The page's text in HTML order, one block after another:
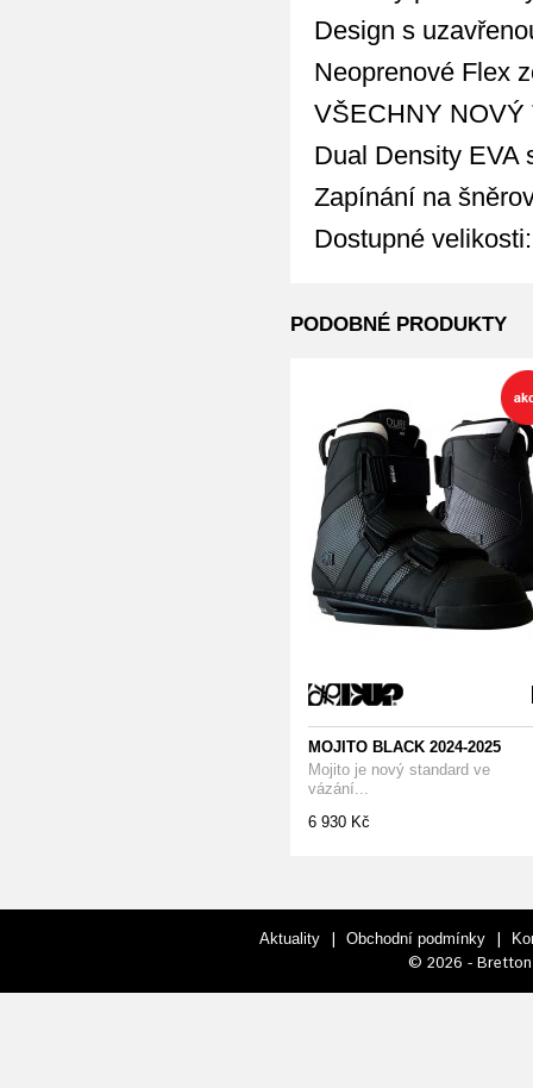
Design s
Neoprenové Flex
VŠECHNY NOVÝ
Dual Density EVA
Zapínání na
Dostupné
PODOBNÉ PRODUKTY
MOJITO BLACK 2024-2025
Mojito je nový standard ve
vázání...
6 930 Kč
Aktuality | Obchodní podmínky |
© 2026 - Bretton